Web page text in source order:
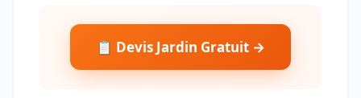
📋 Devis Jardin Gratuit →